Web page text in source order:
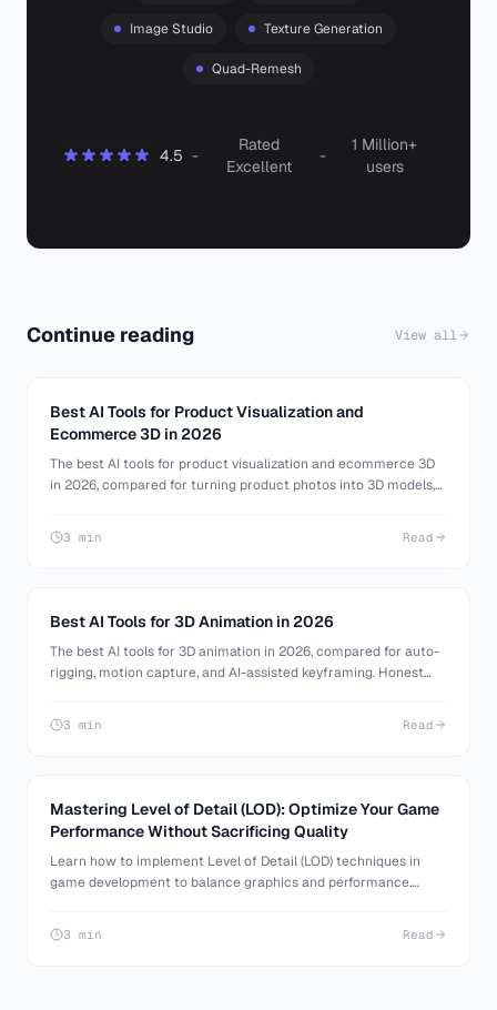
Image Studio Texture Generation
Quad-Remesh
4.5 -
Rated
Excellent
-
1 Million+
users
Continue reading View all
Best AI Tools for Product Visualization and
Ecommerce 3D in 2026
The best AI tools for product visualization and ecommerce 3D
in 2026, compared for turning product photos into 3D models,
online stores.
3 min Read
Best AI Tools for 3D Animation in 2026
The best AI tools for 3D animation in 2026, compared for auto-
rigging, motion capture, and AI-assisted keyframing. Honest
3 min Read
Mastering Level of Detail (LOD): Optimize Your Game
Performance Without Sacrificing Quality
Learn how to implement Level of Detail (LOD) techniques in
game development to balance graphics and performance.
3 min Read